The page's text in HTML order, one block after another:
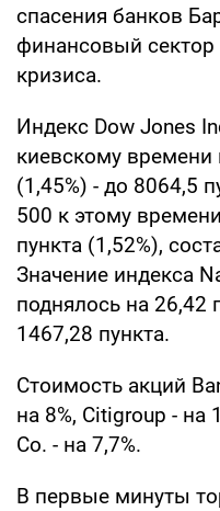
спасения банков
финансовый сектор
кризиса.
Индекс Dow Jones
киевскому времени
(1,45%) - до 8064,5
500 к этому
пункта (1,52%),
Значение индекса
поднялось на 26,42
1467,28 пункта.
Стоимость акций
на 8%, Citigroup - на
Co. - на 7,7%.
В первые минуты